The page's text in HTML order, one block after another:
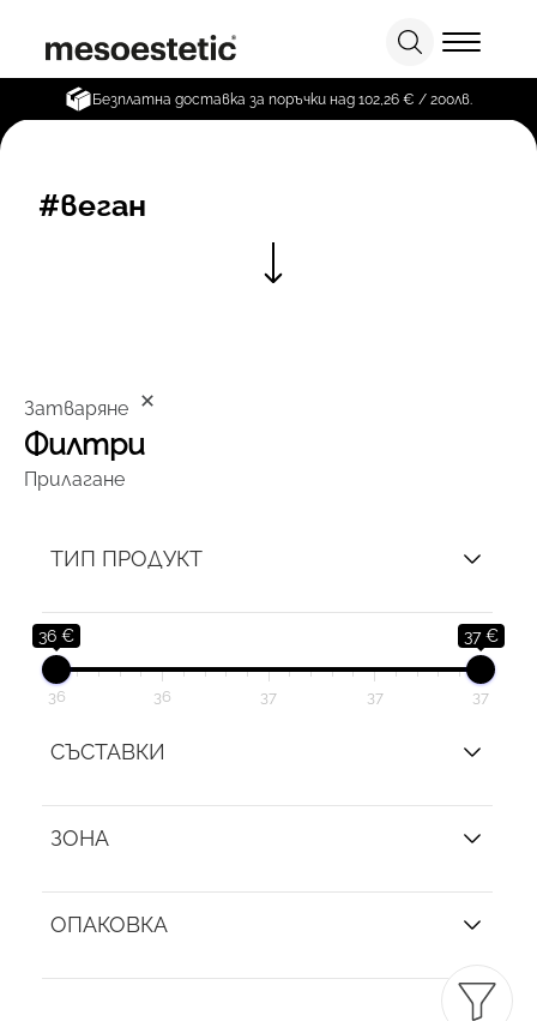
Безплатна доставка за поръчки над 102,26 € / 200лв.
#веган
Затваряне
Филтри
Прилагане
ТИП ПРОДУКТ
36 € 37 €
36 36 37 37 37
СЪСТАВКИ
ЗОНА
ОПАКОВКА